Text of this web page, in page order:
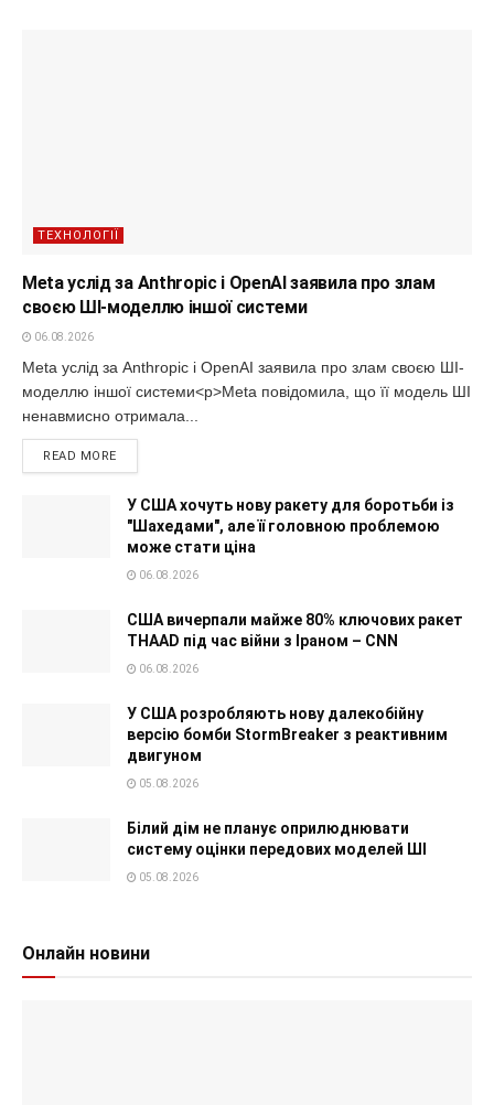
ТЕХНОЛОГІЇ
Meta услід за Anthropic і OpenAI заявила про злам
своєю ШІ-моделлю іншої системи
06.08.2026
Meta услід за Anthropic і OpenAI заявила про злам своєю ШІ-
моделлю іншої системи<p>Meta повідомила, що її модель ШІ
ненавмисно отримала...
READ MORE
У США хочуть нову ракету для боротьби із
"Шахедами", але її головною проблемою
може стати ціна
06.08.2026
США вичерпали майже 80% ключових ракет
THAAD під час війни з Іраном – CNN
06.08.2026
У США розробляють нову далекобійну
версію бомби StormBreaker з реактивним
двигуном
05.08.2026
Білий дім не планує оприлюднювати
систему оцінки передових моделей ШІ
05.08.2026
Онлайн новини